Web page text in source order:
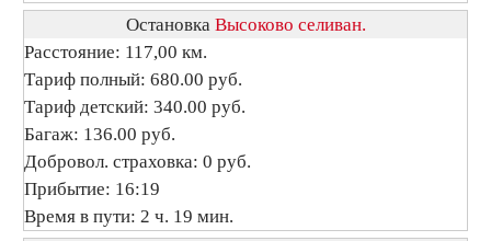
Остановка Высоково селиван.
Расстояние: 117,00 км.
Тариф полный: 680.00 руб.
Тариф детский: 340.00 руб.
Багаж: 136.00 руб.
Добровол. страховка: 0 руб.
Прибытие: 16:19
Время в пути: 2 ч. 19 мин.